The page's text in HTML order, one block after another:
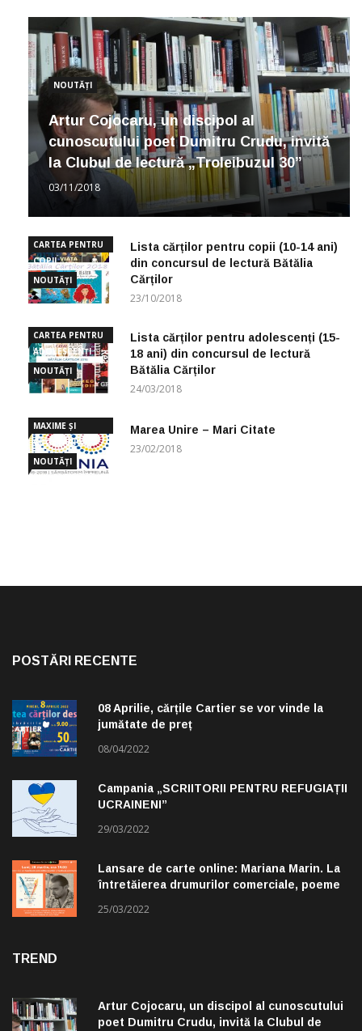
NOUTĂȚI
Artur Cojocaru, un discipol al
cunoscutului poet Dumitru Crudu, invită
la Clubul de lectură „Troleibuzul 30”
03/11/2018
CARTEA PENTRU
COPII
NOUTĂȚI
Lista cărților pentru copii (10-14 ani)
din concursul de lectură Bătălia
Cărților
23/10/2018
CARTEA PENTRU
ADOLESCENȚI
NOUTĂȚI
Lista cărților pentru adolescenți (15-
18 ani) din concursul de lectură
Bătălia Cărților
24/03/2018
MAXIME ȘI
CUGETĂRI
NOUTĂȚI
Marea Unire – Mari Citate
23/02/2018
POSTĂRI RECENTE
08 Aprilie, cărțile Cartier se vor vinde la
jumătate de preț
08/04/2022
Campania „SCRIITORII PENTRU REFUGIAȚII
UCRAINENI”
29/03/2022
Lansare de carte online: Mariana Marin. La
întretăierea drumurilor comerciale, poeme
25/03/2022
TREND
Artur Cojocaru, un discipol al cunoscutului
poet Dumitru Crudu, invită la Clubul de